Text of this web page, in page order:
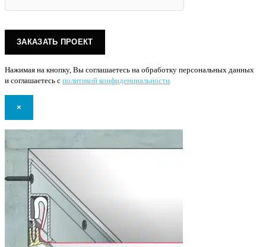
Нажимая на кнопку, Вы соглашаетесь на обработку персональных данных
и соглашаетесь с политикой конфиденциальности.
×